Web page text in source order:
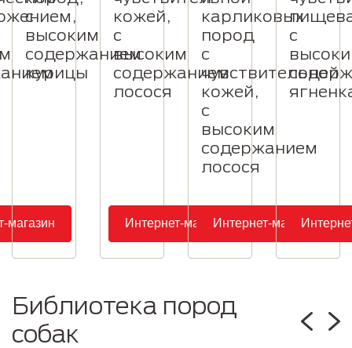
магазин
с
высоким
содержанием
курицы
кожей,
с
высоким
содержанием
лосося
Интернет-магазин
карликовых
пород
с
чувствительной
кожей,
с
высоким
содержанием
лосося
Интернет-магазин
с
Библиотека пород
собак